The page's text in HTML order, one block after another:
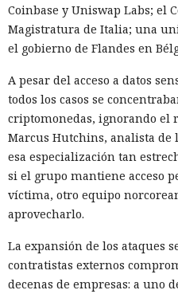
Coinbase y Uniswap Labs; el
Magistratura de Italia; una
el gobierno de Flandes en
A pesar del acceso a datos
todos los casos se
criptomonedas, ignorando el
Marcus Hutchins, analista de
esa especialización tan
si el grupo mantiene acceso
víctima, otro equipo
aprovecharlo.
La expansión de los ataques
contratistas externos
decenas de empresas: a uno